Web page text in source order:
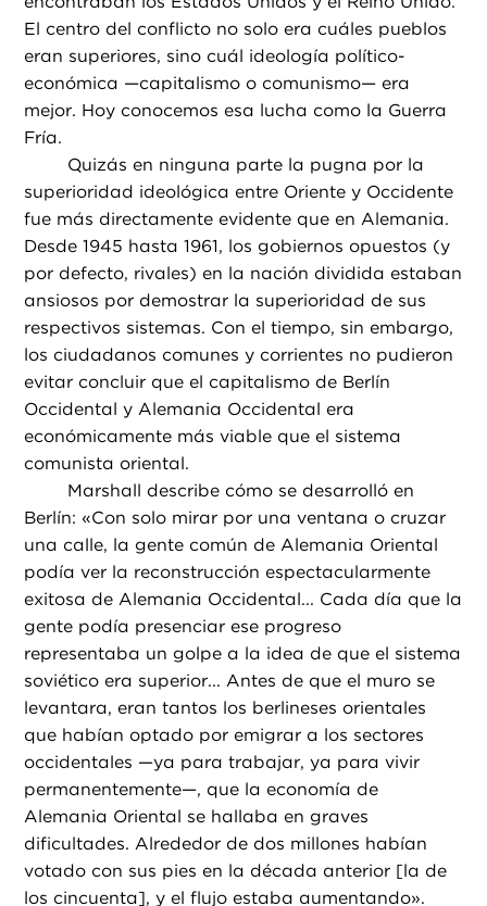
El centro del conflicto no solo era cuáles pueblos
eran superiores, sino cuál ideología político-
económica —capitalismo o comunismo— era
mejor. Hoy conocemos esa lucha como la Guerra
Fría.
Quizás en ninguna parte la pugna por la
superioridad ideológica entre Oriente y Occidente
fue más directamente evidente que en Alemania.
Desde 1945 hasta 1961, los gobiernos opuestos (y
por defecto, rivales) en la nación dividida estaban
ansiosos por demostrar la superioridad de sus
respectivos sistemas. Con el tiempo, sin embargo,
los ciudadanos comunes y corrientes no pudieron
evitar concluir que el capitalismo de Berlín
Occidental y Alemania Occidental era
económicamente más viable que el sistema
comunista oriental.
Marshall describe cómo se desarrolló en
Berlín: «Con solo mirar por una ventana o cruzar
una calle, la gente común de Alemania Oriental
podía ver la reconstrucción espectacularmente
exitosa de Alemania Occidental... Cada día que la
gente podía presenciar ese progreso
representaba un golpe a la idea de que el sistema
soviético era superior... Antes de que el muro se
levantara, eran tantos los berlineses orientales
que habían optado por emigrar a los sectores
occidentales —ya para trabajar, ya para vivir
permanentemente—, que la economía de
Alemania Oriental se hallaba en graves
dificultades. Alrededor de dos millones habían
votado con sus pies en la década anterior [la de
los cincuenta], y el flujo estaba aumentando».